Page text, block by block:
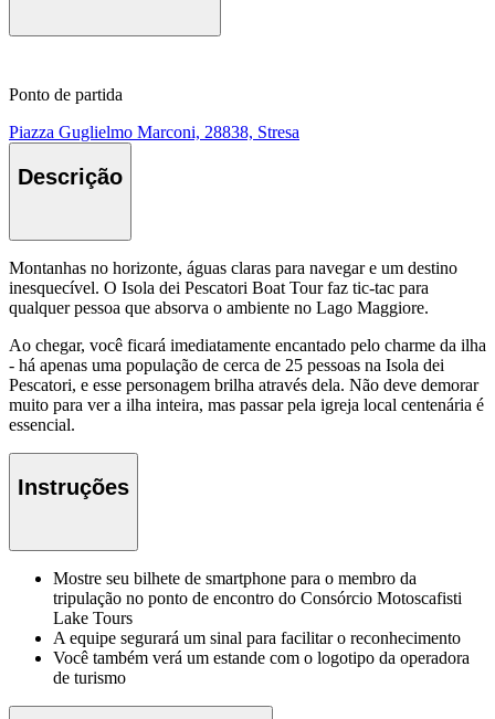
Ponto de partida
Piazza Guglielmo Marconi, 28838, Stresa
Descrição
Montanhas no horizonte, águas claras para navegar e um destino
inesquecível. O Isola dei Pescatori Boat Tour faz tic-tac para
qualquer pessoa que absorva o ambiente no Lago Maggiore.
Ao chegar, você ficará imediatamente encantado pelo charme da ilha
- há apenas uma população de cerca de 25 pessoas na Isola dei
Pescatori, e esse personagem brilha através dela. Não deve demorar
muito para ver a ilha inteira, mas passar pela igreja local centenária é
essencial.
Instruções
Mostre seu bilhete de smartphone para o membro da
tripulação no ponto de encontro do Consórcio Motoscafisti
Lake Tours
A equipe segurará um sinal para facilitar o reconhecimento
Você também verá um estande com o logotipo da operadora
de turismo